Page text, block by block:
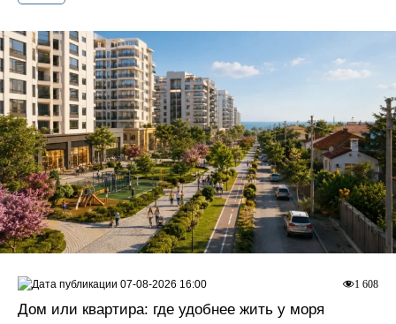
Дом или квартира: где удобнее жить у моря
1 608
07-08-2026 16:00